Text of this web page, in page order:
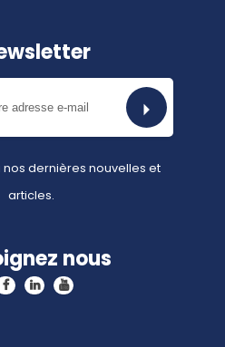
dernières nouvelles et
articles.
nous